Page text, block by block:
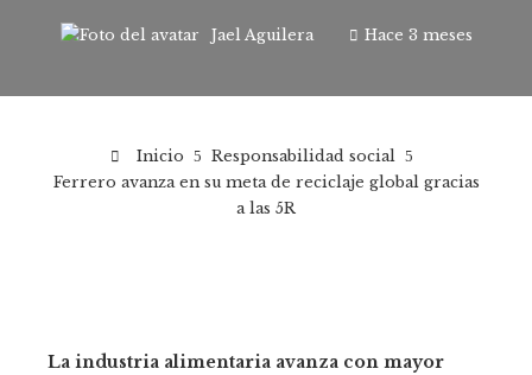
Jael Aguilera Hace 3 meses
Inicio
Responsabilidad social
Ferrero avanza en su meta de reciclaje global gracias
a las 5R
La industria alimentaria avanza con mayor